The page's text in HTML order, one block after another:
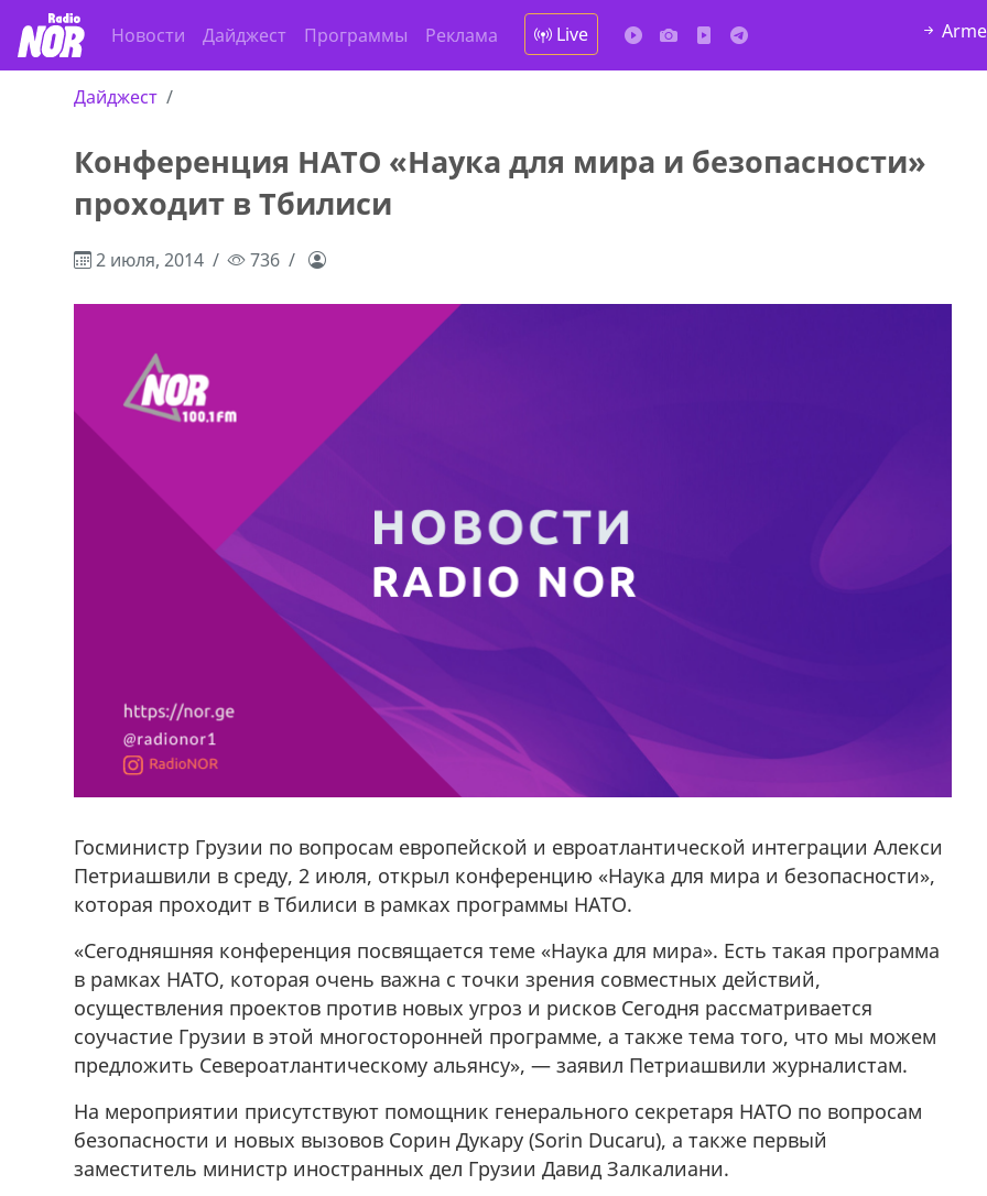
Новости Дайджест Программы Реклама Live
Дайджест
Конференция НАТО «Наука для мира и безопасности»
проходит в Тбилиси
2 июля, 2014 736
Госминистр Грузии по вопросам европейской и евроатлантической интеграции Алекси
Петриашвили в среду, 2 июля, открыл конференцию «Наука для мира и безопасности»,
которая проходит в Тбилиси в рамках программы НАТО.
«Сегодняшняя конференция посвящается теме «Наука для мира». Есть такая программа
в рамках НАТО, которая очень важна с точки зрения совместных действий,
осуществления проектов против новых угроз и рисков Сегодня рассматривается
соучастие Грузии в этой многосторонней программе, а также тема того, что мы можем
предложить Североатлантическому альянсу», — заявил Петриашвили журналистам.
На мероприятии присутствуют помощник генерального секретаря НАТО по вопросам
безопасности и новых вызовов Сорин Дукару (Sorin Ducaru), а также первый
заместитель министр иностранных дел Грузии Давид Залкалиани.
В городе Ниноцминда около фастфуда Hask
cдается в аренду дом, 571 30 57